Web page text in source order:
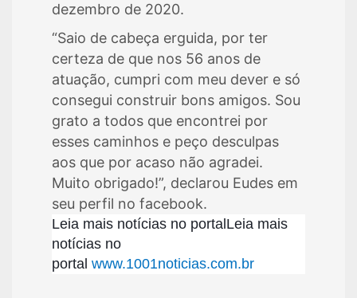
dezembro de 2020.
“Saio de cabeça erguida, por ter
certeza de que nos 56 anos de
atuação, cumpri com meu dever e só
consegui construir bons amigos. Sou
grato a todos que encontrei por
esses caminhos e peço desculpas
aos que por acaso não agradei.
Muito obrigado!”, declarou Eudes em
seu perfil no facebook.
Leia mais notícias no portalLeia mais
notícias no
portal www.1001noticias.com.br